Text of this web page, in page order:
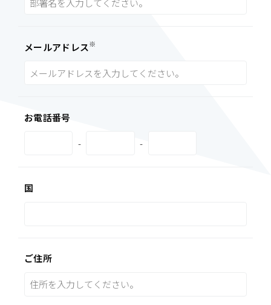
開示（「開示等」といいます。）を求められた場合、 所定の手
開示等ご請求窓口
e-mail：info@cdrem.co.jp
メールアドレス※
お電話番号
- -
国
ご住所